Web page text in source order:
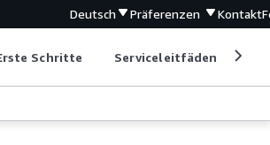
Deutsch Präferenzen Kontakt
Schritte Serviceleitfäden